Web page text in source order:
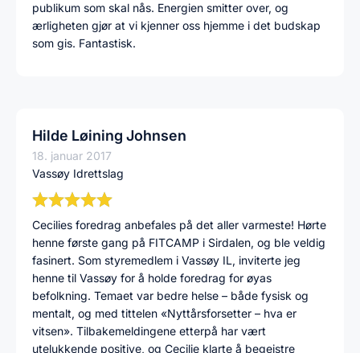
publikum som skal nås. Energien smitter over, og
ærligheten gjør at vi kjenner oss hjemme i det budskap
som gis. Fantastisk.
Hilde Løining Johnsen
18. januar 2017
Vassøy Idrettslag
Cecilies foredrag anbefales på det aller varmeste! Hørte
henne første gang på FITCAMP i Sirdalen, og ble veldig
fasinert. Som styremedlem i Vassøy IL, inviterte jeg
henne til Vassøy for å holde foredrag for øyas
befolkning. Temaet var bedre helse – både fysisk og
mentalt, og med tittelen «Nyttårsforsetter – hva er
vitsen». Tilbakemeldingene etterpå har vært
utelukkende positive, og Cecilie klarte å begeistre